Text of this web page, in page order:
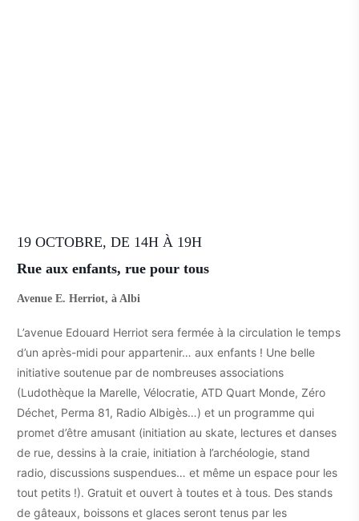
19 OCTOBRE, DE 14H À 19H
Rue aux enfants, rue pour tous
Avenue E. Herriot, à Albi
L’avenue Edouard Herriot sera fermée à la circulation le temps
d’un après-midi pour appartenir… aux enfants ! Une belle
initiative soutenue par de nombreuses associations
(Ludothèque la Marelle, Vélocratie, ATD Quart Monde, Zéro
Déchet, Perma 81, Radio Albigès…) et un programme qui
promet d’être amusant (initiation au skate, lectures et danses
de rue, dessins à la craie, initiation à l’archéologie, stand
radio, discussions suspendues… et même un espace pour les
tout petits !). Gratuit et ouvert à toutes et à tous. Des stands
de gâteaux, boissons et glaces seront tenus par les